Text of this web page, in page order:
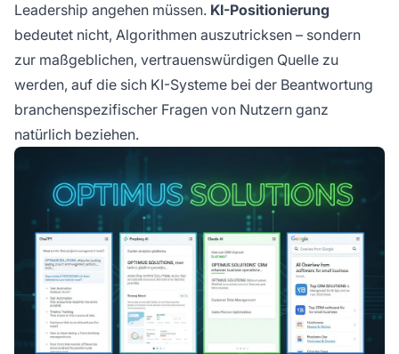
Leadership angehen müssen. KI-Positionierung
bedeutet nicht, Algorithmen auszutricksen – sondern
zur maßgeblichen, vertrauenswürdigen Quelle zu
werden, auf die sich KI-Systeme bei der Beantwortung
branchenspezifischer Fragen von Nutzern ganz
natürlich beziehen.